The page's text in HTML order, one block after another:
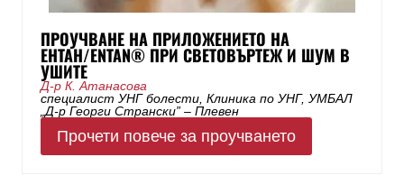
ПРОУЧВАНЕ НА ПРИЛОЖЕНИЕТО НА
ЕНТАН/ENTAN® ПРИ СВЕТОВЪРТЕЖ И ШУМ В
УШИТЕ
Д-р К. Атанасова
специалист УНГ болести, Клиника по УНГ, УМБАЛ
„Д-р Георги Странски” – Плевен
Прочети повече за проучването